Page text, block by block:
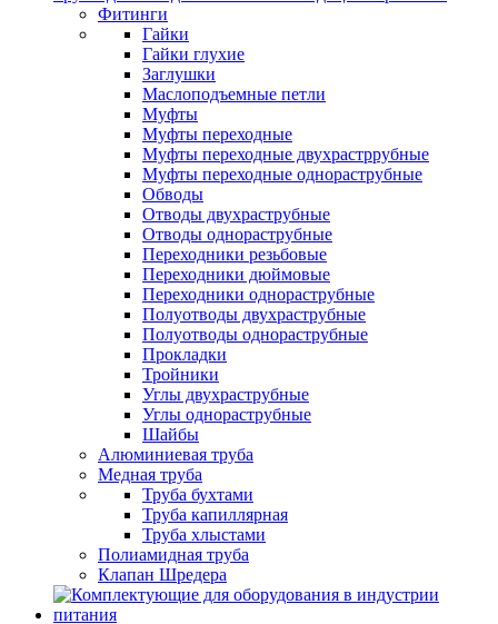
Фитинги
Гайки
Гайки глухие
Заглушки
Маслоподъемные петли
Муфты
Муфты переходные
Муфты переходные двухрастррубные
Муфты переходные однораструбные
Обводы
Отводы двухраструбные
Отводы однораструбные
Переходники резьбовые
Переходники дюймовые
Переходники однораструбные
Полуотводы двухраструбные
Полуотводы однораструбные
Прокладки
Тройники
Углы двухраструбные
Углы однораструбные
Шайбы
Алюминиевая труба
Медная труба
Труба бухтами
Труба капиллярная
Труба хлыстами
Полиамидная труба
Клапан Шредера